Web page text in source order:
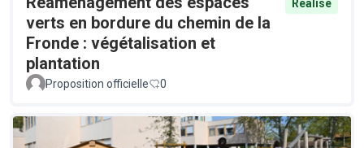
verts en bordure du chemin de la
Fronde : végétalisation et
plantation
Réalisé
Proposition officielle 0